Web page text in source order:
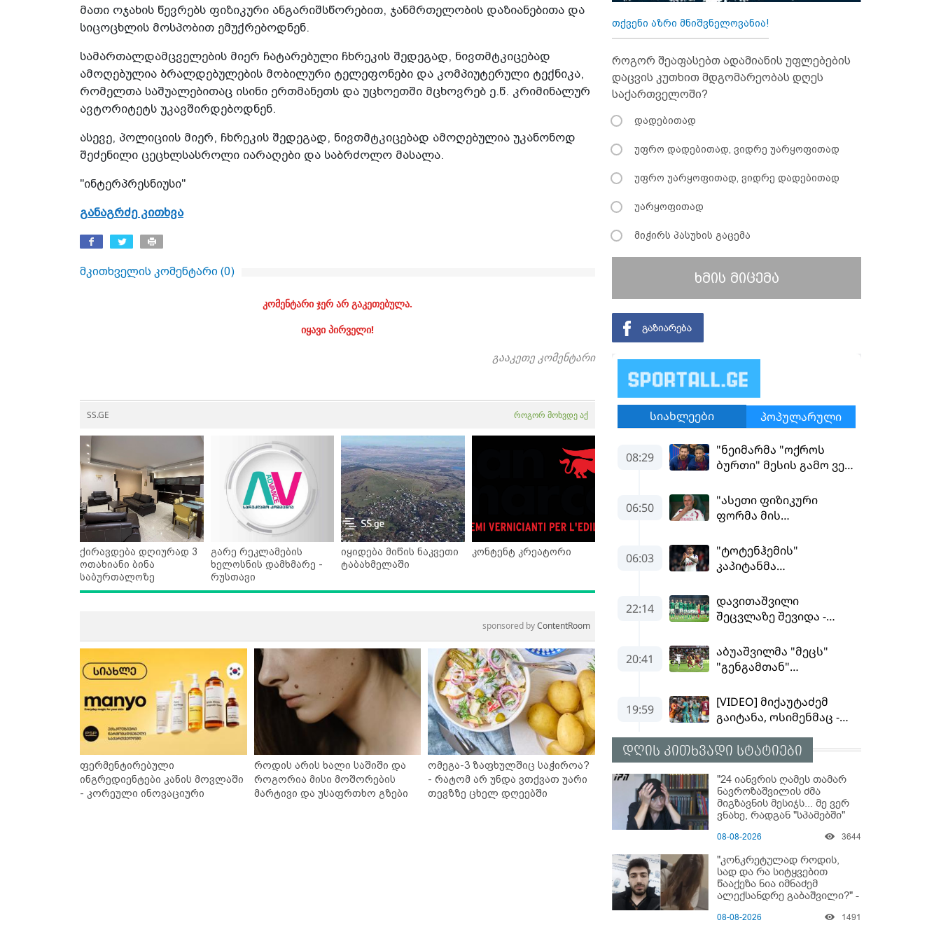
მათი ოჯახის წევრებს ფიზიკური ანგარიშსწორებით, ჯანმრთელობის დაზიანებითა და
სიცოცხლის მოსპობით ემუქრებოდნენ.
სამართალდამცველების მიერ ჩატარებული ჩხრეკის შედეგად, ნივთმტკიცებად
ამოღებულია ბრალდებულების მობილური ტელეფონები და კომპიუტერული ტექნიკა,
რომელთა საშუალებითაც ისინი ერთმანეთს და უცხოეთში მცხოვრებ ე.წ. კრიმინალურ
ავტორიტეტს უკავშირდებოდნენ.
ასევე, პოლიციის მიერ, ჩხრეკის შედეგად, ნივთმტკიცებად ამოღებულია უკანონოდ
შეძენილი ცეცხლსასროლი იარაღები და საბრძოლო მასალა.
"ინტერპრესნიუსი"
განაგრძე კითხვა
მკითხველის კომენტარი (0)
კომენტარი ჯერ არ გაკეთებულა.
იყავი პირველი!
გააკეთე კომენტარი
SS.GE როგორ მოხვდე აქ
ქირავდება დღიურად 3
ოთახიანი ბინა
საბურთალოზე
გარე რეკლამების
ხელოსნის დამხმარე -
რუსთავი
იყიდება მიწის ნაკვეთი
ტაბახმელაში
კონტენტ კრეატორი
sponsored byContentRoom
ფერმენტირებული
ინგრედიენტები კანის მოვლაში
- კორეული ინოვაციური
როდის არის ხალი საშიში და
როგორია მისი მოშორების
მარტივი და უსაფრთხო გზები
ომეგა-3 ზაფხულშიც საჭიროა?
- რატომ არ უნდა ვთქვათ უარი
თევზზე ცხელ დღეებში
თქვენი აზრი მნიშვნელოვანია!
როგორ შეაფასებთ ადამიანის უფლებების
დაცვის კუთხით მდგომარეობას დღეს
საქართველოში?
დადებითად
უფრო დადებითად, ვიდრე უარყოფითად
უფრო უარყოფითად, ვიდრე დადებითად
უარყოფითად
მიჭირს პასუხის გაცემა
ხმის მიცემა
დღის კითხვადი სტატიები
"24 იანვრის ღამეს თამარ
ნავროზაშვილის ძმა
მიგზავნის მესიჯს... მე ვერ
ვნახე, რადგან "სპამებში"
იმნაძის ბიძამ ეკა
ავალიანის დედა "სქრინს"
აქვეყნებს
08-08-2026 3644
"კონკრეტულად როდის,
სად და რა სიტყვებით
წააქეზა ნია იმნაძემ
ალექსანდრე გაბაშვილი?" -
ნია იმნაძის ბებია?
08-08-2026 1491